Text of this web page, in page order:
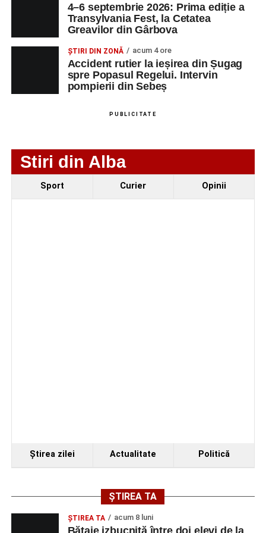
Technology Srl
OPERATOR LA
MASINI-UNELTE
CU COMANDA
NUMERICA
1 0752826367
Ultimele știri din Sebeș
4–6 septembrie 2026: Prima ediție a Transylvania
4–6 septembrie 2026: Prima ediție a
Transylvania Fest, la Cetatea
Greavilor din Gârbova
ȘTIRI DIN ZONĂ acum 4 ore
Accident rutier la ieșirea din Șugag
spre Popasul Regelui. Intervin
pompierii din Sebeș
PUBLICITATE
Stiri din Alba
Sport Curier Opinii
Ştirea zilei Actualitate Politică
ȘTIREA TA
ŞTIREA TA acum 8 luni
Bătaie izbucnită între doi elevi de la